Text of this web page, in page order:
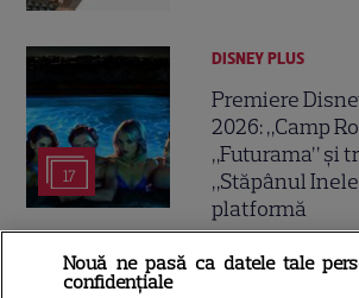
17
DISNEY PLUS
Premiere
2026: „Camp
„Futurama” și
„Stăpânul
platformă
DISNEY PLUS
Nouă ne pasă ca datele tale
confidențiale